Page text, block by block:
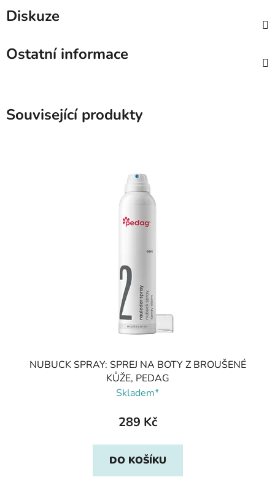
Diskuze
Ostatní informace
Související produkty
NUBUCK SPRAY: SPREJ NA BOTY Z BROUŠENÉ
KŮŽE, PEDAG
Skladem*
289 Kč
DO KOŠÍKU